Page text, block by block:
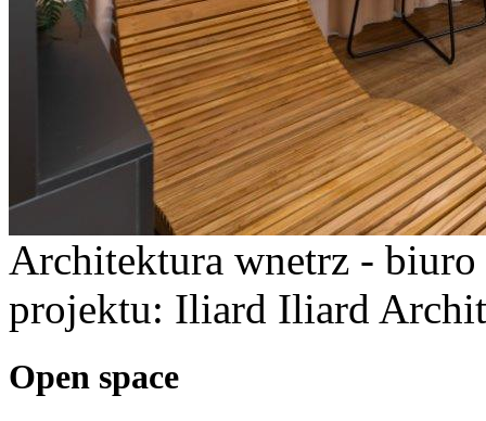
Architektura wnetrz -
projektu: Iliard Iliard
Open space